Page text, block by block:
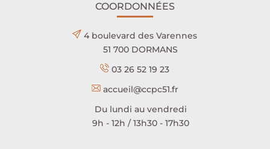
COORDONNÉES
4 boulevard des Varennes
51 700 DORMANS
03 26 52 19 23
accueil@ccpc51.fr
Du lundi au vendredi
9h - 12h / 13h30 - 17h30